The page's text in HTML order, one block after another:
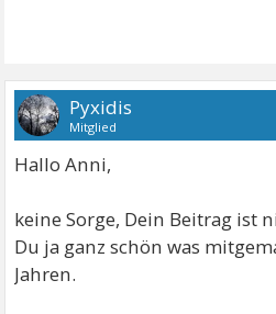
Pyxidis
Mitglied
Hallo Anni,
keine Sorge, Dein Beitrag ist
Du ja ganz schön was
Jahren.